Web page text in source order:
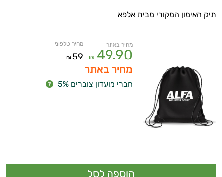
תיק האימון המקורי מבית אלפא
מחיר באתר
49.90
₪
מחיר טלפוני
59
₪
מחיר באתר
חברי מועדון צוברים 5%